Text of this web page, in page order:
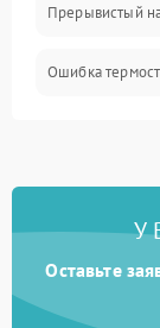
Прерывистый
Ошибка
У
Оставьте